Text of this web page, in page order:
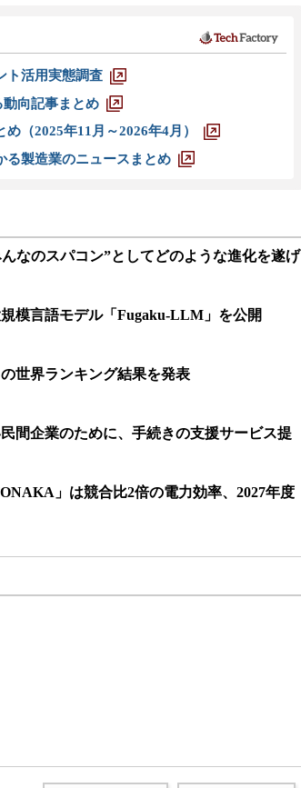
ト活用実態調査
向記事まとめ
（2025年11月～2026年4月）
る製造業のニュースまとめ
なのスパコン”としてどのような進化を遂げ
模言語モデル「Fugaku-LLM」を公開
世界ランキング結果を発表
間企業のために、手続きの支援サービス提
」は競合比2倍の電力効率、2027年度